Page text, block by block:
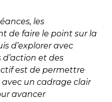
les
de faire le point sur la
d’explorer avec
et des
est de permettre
un cadrage clair
avancer